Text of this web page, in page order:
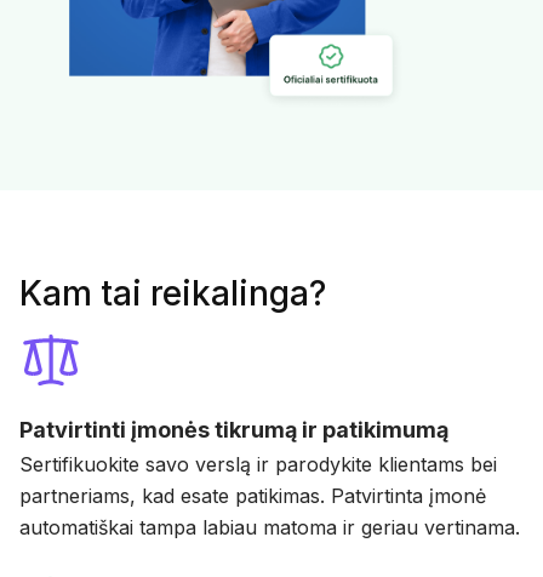
Kam tai reikalinga?
Patvirtinti įmonės tikrumą ir patikimumą
Sertifikuokite savo verslą ir parodykite klientams bei
partneriams, kad esate patikimas. Patvirtinta įmonė
automatiškai tampa labiau matoma ir geriau vertinama.